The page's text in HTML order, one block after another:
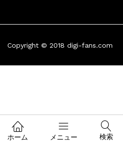
Copyright © 2018 digi-fans.com
ホーム メニュー 検索